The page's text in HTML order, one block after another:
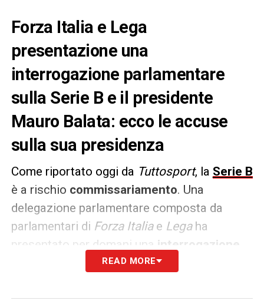
Forza Italia e Lega
presentazione una
interrogazione parlamentare
sulla Serie B e il presidente
Mauro Balata: ecco le accuse
sulla sua presidenza
Come riportato oggi da Tuttosport, la Serie B
è a rischio commissariamento. Una
delegazione parlamentare composta da
parlamentari di Forza Italiae Legaha
presentato per domani una interrogazione
, indirizzataMeloni, Giorgetti
READ MORE